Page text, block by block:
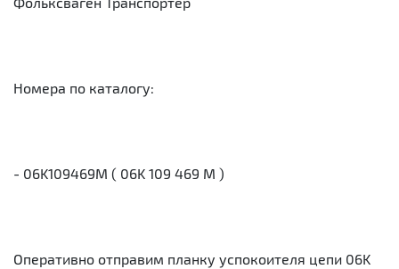
Номера по каталогу:
- 06K109469M ( 06K 109 469 M )
Оперативно отправим планку успокоителя цепи 06K